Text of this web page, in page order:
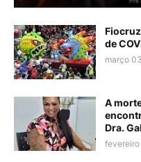
de
março
A
Dra.